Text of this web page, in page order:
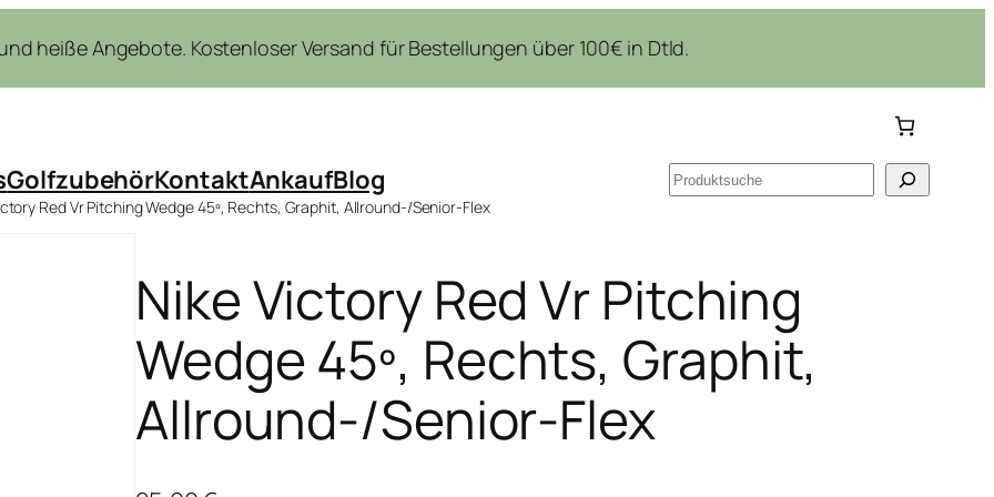
heiße Angebote. Kostenloser Versand für Bestellungen über 100€ in Dtld.
GolfzubehörKontaktAnkaufBlog Suchen
Red Vr Pitching Wedge 45º, Rechts, Graphit, Allround-/Senior-Flex
Nike Victory Red Vr Pitching
Wedge 45º, Rechts, Graphit,
Allround-/Senior-Flex